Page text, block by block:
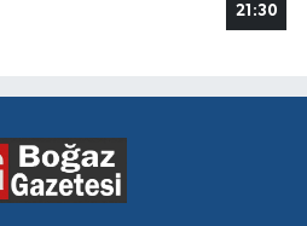
21:30